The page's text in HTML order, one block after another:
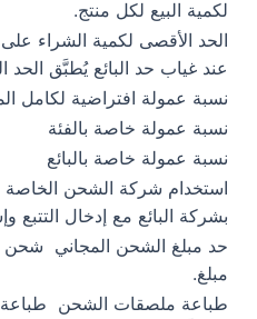
لكمية البيع لكل منتج.
الحد الأقصى لكمية الشراء
عند غياب حد البائع يُطبَّق الحد
نسبة عمولة افتراضية لكامل
نسبة عمولة خاصة بالفئة
نسبة عمولة خاصة بالبائع
استخدام شركة الشحن الخاصة
بشركة البائع مع إدخال التتبع
حد مبلغ الشحن المجاني
شحن
مبلغ.
طباعة ملصقات الشحن